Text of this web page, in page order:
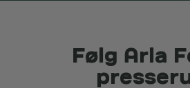
Følg Arla